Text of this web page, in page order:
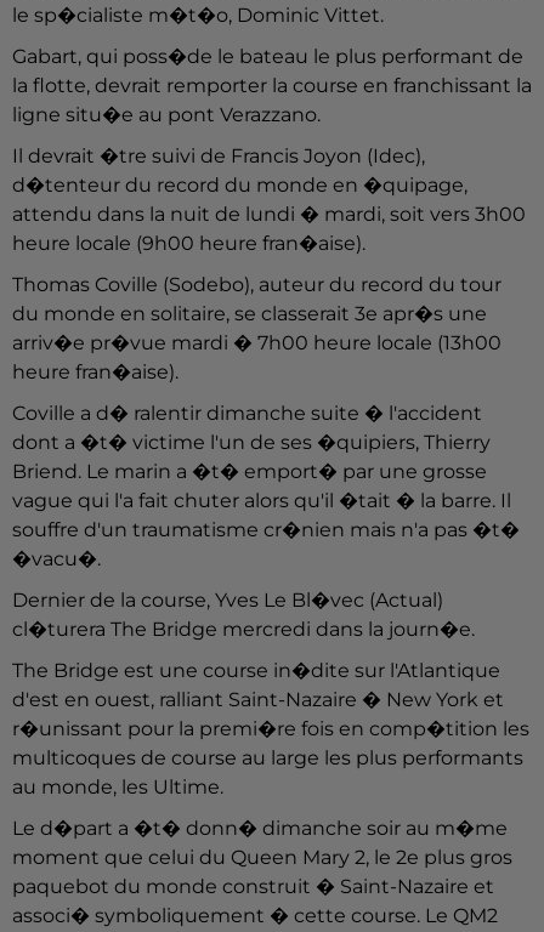
le sp�cialiste m�t�o, Dominic Vittet.
Gabart, qui poss�de le bateau le plus performant de
la flotte, devrait remporter la course en franchissant la
ligne situ�e au pont Verazzano.
Il devrait �tre suivi de Francis Joyon (Idec),
d�tenteur du record du monde en �quipage,
attendu dans la nuit de lundi � mardi, soit vers 3h00
heure locale (9h00 heure fran�aise).
Thomas Coville (Sodebo), auteur du record du tour
du monde en solitaire, se classerait 3e apr�s une
arriv�e pr�vue mardi � 7h00 heure locale (13h00
heure fran�aise).
Coville a d� ralentir dimanche suite � l'accident
dont a �t� victime l'un de ses �quipiers, Thierry
Briend. Le marin a �t� emport� par une grosse
vague qui l'a fait chuter alors qu'il �tait � la barre. Il
souffre d'un traumatisme cr�nien mais n'a pas �t�
�vacu�.
Dernier de la course, Yves Le Bl�vec (Actual)
cl�turera The Bridge mercredi dans la journ�e.
The Bridge est une course in�dite sur l'Atlantique
d'est en ouest, ralliant Saint-Nazaire � New York et
r�unissant pour la premi�re fois en comp�tition les
multicoques de course au large les plus performants
au monde, les Ultime.
Le d�part a �t� donn� dimanche soir au m�me
moment que celui du Queen Mary 2, le 2e plus gros
paquebot du monde construit � Saint-Nazaire et
associ� symboliquement � cette course. Le QM2